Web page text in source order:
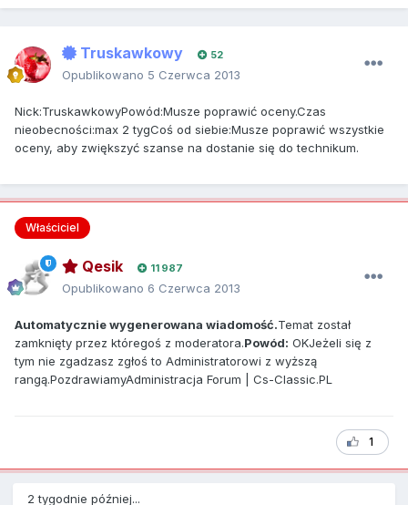
Truskawkowy 52
Opublikowano 5 Czerwca 2013
Nick:TruskawkowyPowód:Musze poprawić oceny.Czas
nieobecności:max 2 tygCoś od siebie:Musze poprawić wszystkie
oceny, aby zwiększyć szanse na dostanie się do technikum.
Właściciel
Qesik 11 987
Opublikowano 6 Czerwca 2013
Automatycznie wygenerowana wiadomość.Temat został
zamknięty przez któregoś z moderatora.Powód: OKJeżeli się z
tym nie zgadzasz zgłoś to Administratorowi z wyższą
rangą.PozdrawiamyAdministracja Forum | Cs-Classic.PL
1
2 tygodnie później...